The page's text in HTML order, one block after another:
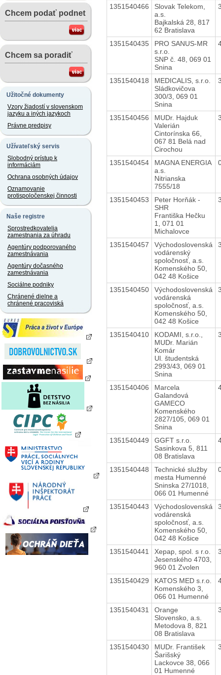
Chcem podať podnet
Chcem sa poradiť
Užitočné dokumenty
Vzory žiadostí v slovenskom
jazyku a iných jazykoch
Právne predpisy
Užívateľský servis
Slobodný prístup k
informáciám
Ochrana osobných údajov
Oznamovanie
protispoločenskej činnosti
Naše registre
Sprostredkovatelia
zamestnania za úhradu
Agentúry podporovaného
zamestnávania
Agentúry dočasného
zamestnávania
Sociálne podniky
Chránené dielne a
chránené pracoviská
1351540466
Slovak Telekom,
a.s.
Bajkalská 28, 817
62 Bratislava
1351540435
PRO SANUS-MR
s.r.o.
SNP č. 48, 069 01
Snina
1351540418
MEDICALIS, s.r.o.
Sládkovičova
300/3, 069 01
Snina
1351540456
MUDr. Hajduk
Valerián
Cintorínska 66,
067 81 Belá nad
Cirochou
1351540454
MAGNA ENERGIA
a.s.
Nitrianska
7555/18
1351540453
Peter Horňák -
SHR
Františka Hečku
1, 071 01
Michalovce
1351540457
Východoslovenská
vodárenský
spoločnosť, a.s.
Komenského 50,
042 48 Košice
1351540450
Východoslovenská
vodárenská
spoločnosť, a.s.
Komenského 50,
042 48 Košice
1351540410
KODAMI, s.r.o.,
MUDr. Marián
Komár
Ul. študentská
2993/43, 069 01
Snina
1351540406
Marcela
Galandová
GAMECO
Komenského
2827/105, 069 01
Snina
1351540449
GGFT s.r.o.
Sasinkova 5, 811
08 Bratislava
1351540448
Technické služby
mesta Humenné
Sninska 27/1018,
066 01 Humenné
1351540443
Východoslovenská
vodárenská
spoločnosť, a.s.
Komenského 50,
042 48 Košice
1351540441
Xepap, spol. s r.o.
Jesenského 4703,
960 01 Zvolen
1351540429
KATOS MED s.r.o.
Komenského 3,
066 01 Humenné
1351540431
Orange
Slovensko, a.s.
Metodova 8, 821
08 Bratislava
1351540430
MUDr. František
Šarišský
Lackovce 38, 066
01 Humenné